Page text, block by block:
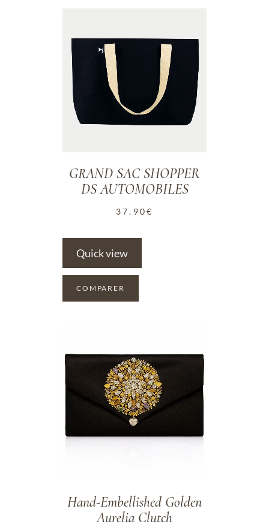
GRAND SAC SHOPPER
DS AUTOMOBILES
37.90€
Quick view
COMPARER
Hand-Embellished Golden
Aurelia Clutch